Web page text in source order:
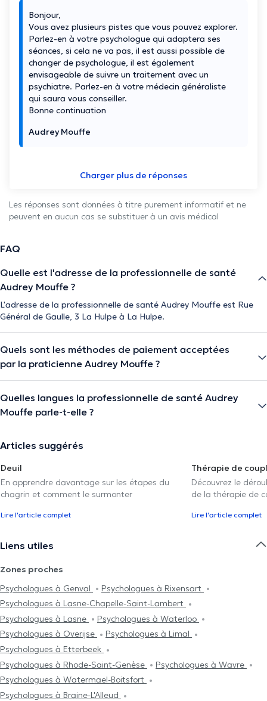
Bonjour,
Vous avez plusieurs pistes que vous pouvez explorer.
Parlez-en à votre psychologue qui adaptera ses
séances, si cela ne va pas, il est aussi possible de
changer de psychologue, il est également
envisageable de suivre un traitement avec un
psychiatre. Parlez-en à votre médecin généraliste
qui saura vous conseiller.
Bonne continuation
Audrey Mouffe
Charger plus de réponses
Les réponses sont données à titre purement informatif et ne
peuvent en aucun cas se substituer à un avis médical
FAQ
Quelle est l'adresse de la professionnelle de santé
Audrey Mouffe ?
L'adresse de la professionnelle de santé Audrey Mouffe est Rue
Général de Gaulle, 3 La Hulpe à La Hulpe.
Quels sont les méthodes de paiement acceptées
par la praticienne Audrey Mouffe ?
Quelles langues la professionnelle de santé Audrey
Mouffe parle-t-elle ?
Articles suggérés
Deuil
En apprendre davantage sur les étapes du
chagrin et comment le surmonter
Lire l'article complet
Thérapie de
Découvrez le
de la thérapie de
Lire l'article complet
Liens utiles
Zones proches
Psychologues à Genval
Psychologues à Rixensart
Psychologues à Lasne-Chapelle-Saint-Lambert
Psychologues à Lasne
Psychologues à Waterloo
Psychologues à Overijse
Psychologues à Limal
Psychologues à Etterbeek
Psychologues à Rhode-Saint-Genèse
Psychologues à Wavre
Psychologues à Watermael-Boitsfort
Psychologues à Braine-L'Alleud